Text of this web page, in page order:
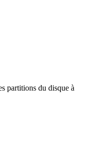
partitions du disque à